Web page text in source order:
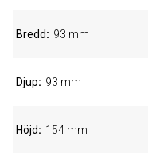
Bredd 93 mm
Djup 93 mm
Höjd 154 mm